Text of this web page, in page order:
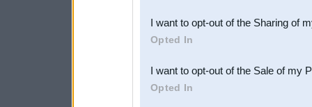
Downstream Participants
third parties.
I want to opt-out of the Sharing of
Opted In
I want to opt-out of the Sale of my
Opted In